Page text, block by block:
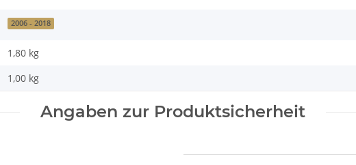
2006 - 2018
1,80 kg
1,00 kg
Angaben zur Produktsicherheit